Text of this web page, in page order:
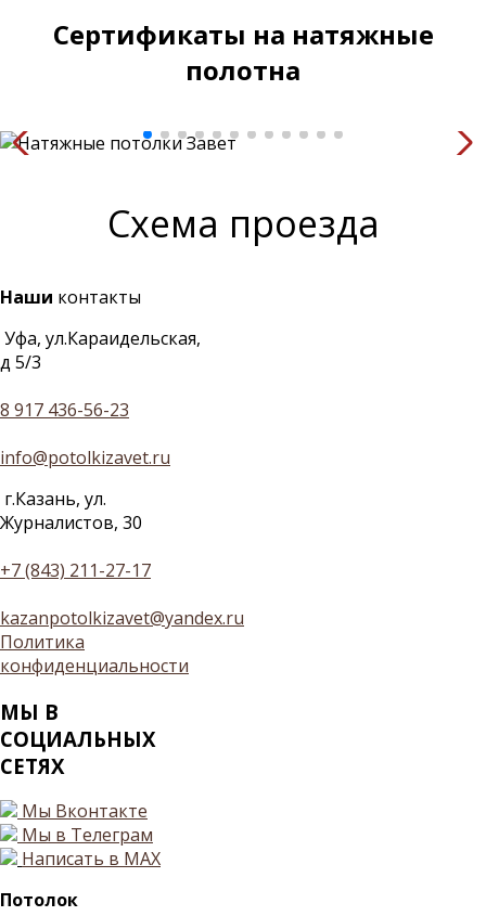
Сертификаты на натяжные
полотна
Схема проезда
Наши контакты
Уфа, ул.Караидельская,
д 5/3
8 917 436-56-23
info@potolkizavet.ru
г.Казань, ул.
Журналистов, 30
+7 (843) 211-27-17
kazanpotolkizavet@yandex.ru
Политика
конфиденциальности
МЫ В
СОЦИАЛЬНЫХ
СЕТЯХ
Мы Вконтакте
Мы в Телеграм
Написать в MAX
Потолок